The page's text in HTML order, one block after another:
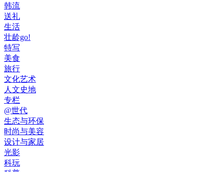
韩流
送礼
生活
壮龄go!
特写
美食
旅行
文化艺术
人文史地
专栏
@世代
生态与环保
时尚与美容
设计与家居
光影
科玩